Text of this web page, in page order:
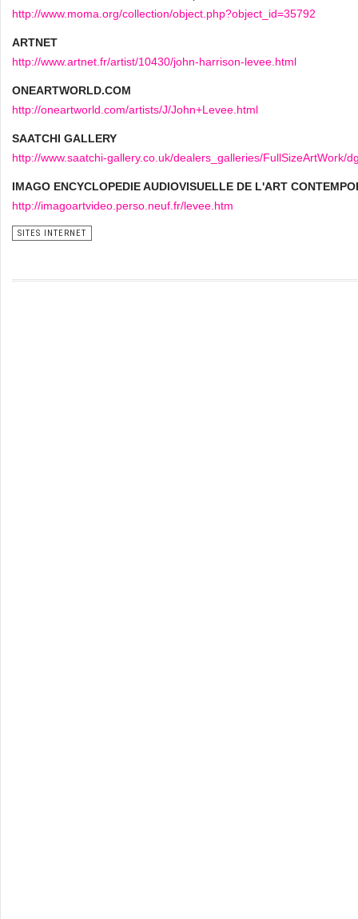
http://www.moma.org/collection/object.php?object_id=35792
ARTNET
http://www.artnet.fr/artist/10430/john-harrison-levee.html
ONEARTWORLD.COM
http://oneartworld.com/artists/J/John+Levee.html
SAATCHI GALLERY
http://www.saatchi-gallery.co.uk/dealers_galleries/FullSizeArtWork/
IMAGO ENCYCLOPEDIE AUDIOVISUELLE DE L'ART
http://imagoartvideo.perso.neuf.fr/levee.htm
SITES INTERNET